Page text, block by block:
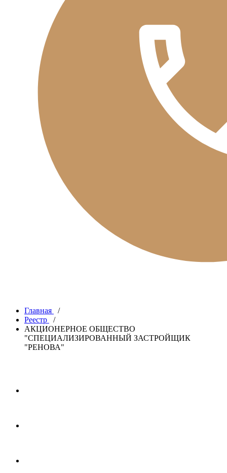
Главная
/
Реестр
/
АКЦИОНЕРНОЕ ОБЩЕСТВО
"СПЕЦИАЛИЗИРОВАННЫЙ ЗАСТРОЙЩИК
"РЕНОВА"